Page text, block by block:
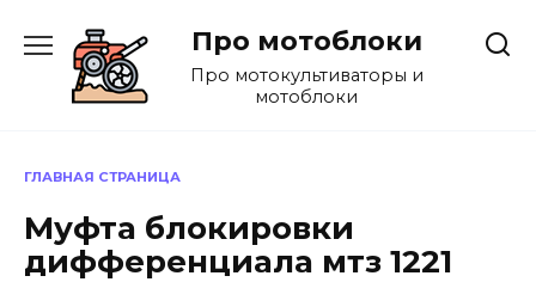
содержанию
Про мотоблоки
Про мотокультиваторы и
мотоблоки
ГЛАВНАЯ СТРАНИЦА
Муфта блокировки
дифференциала мтз 1221